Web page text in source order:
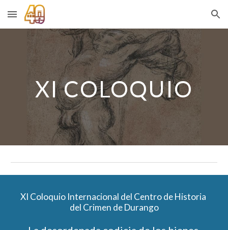
Skip to main content Skip to navigation
XI COLOQUIO
XI Coloquio Internacional del Centro de Historia
del Crimen de Durango